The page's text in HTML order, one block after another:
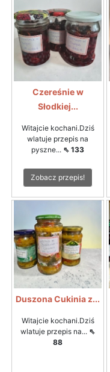
Czereśnie w
Słodkiej...
Witajcie kochani.Dziś
wlatuje przepis na
pyszne... ⇖ 133
Zobacz przepis!
Duszona Cukinia z...
Witajcie kochani.Dziś
wlatuje przepis na... ⇖
88